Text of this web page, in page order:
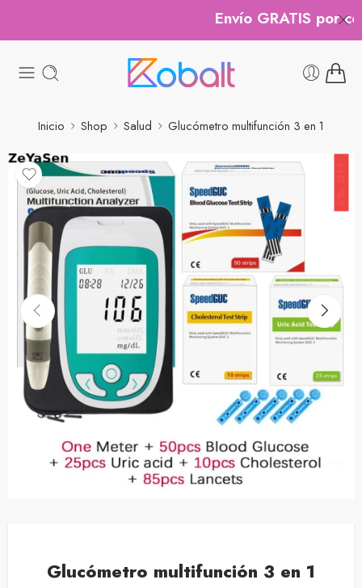
Envío GRATIS por
Inicio Shop Salud Glucómetro multifunción 3 en 1
Glucómetro multifunción 3 en 1